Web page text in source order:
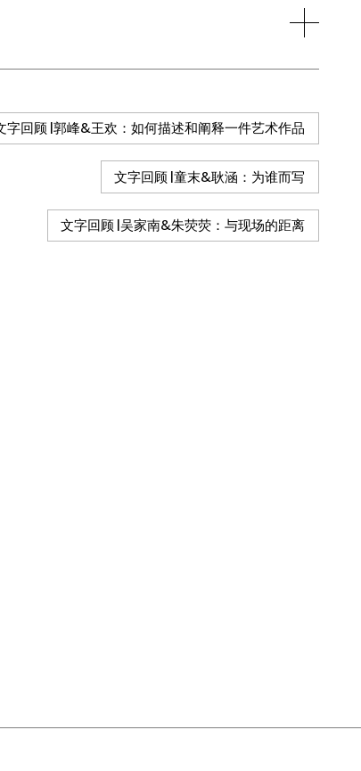
字回顾 |郭峰&王欢：如何描述和阐释一件艺术作品
文字回顾 |童末&耿涵：为谁而写
文字回顾 |吴家南&朱荧荧：与现场的距离